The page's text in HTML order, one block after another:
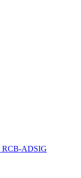
ADSIG